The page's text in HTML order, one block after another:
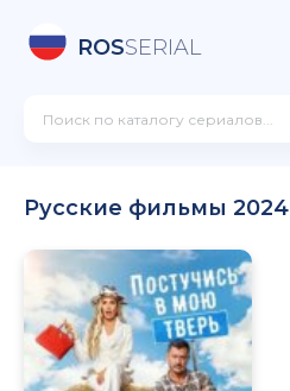
ROSSERIAL
Русские фильмы 2024